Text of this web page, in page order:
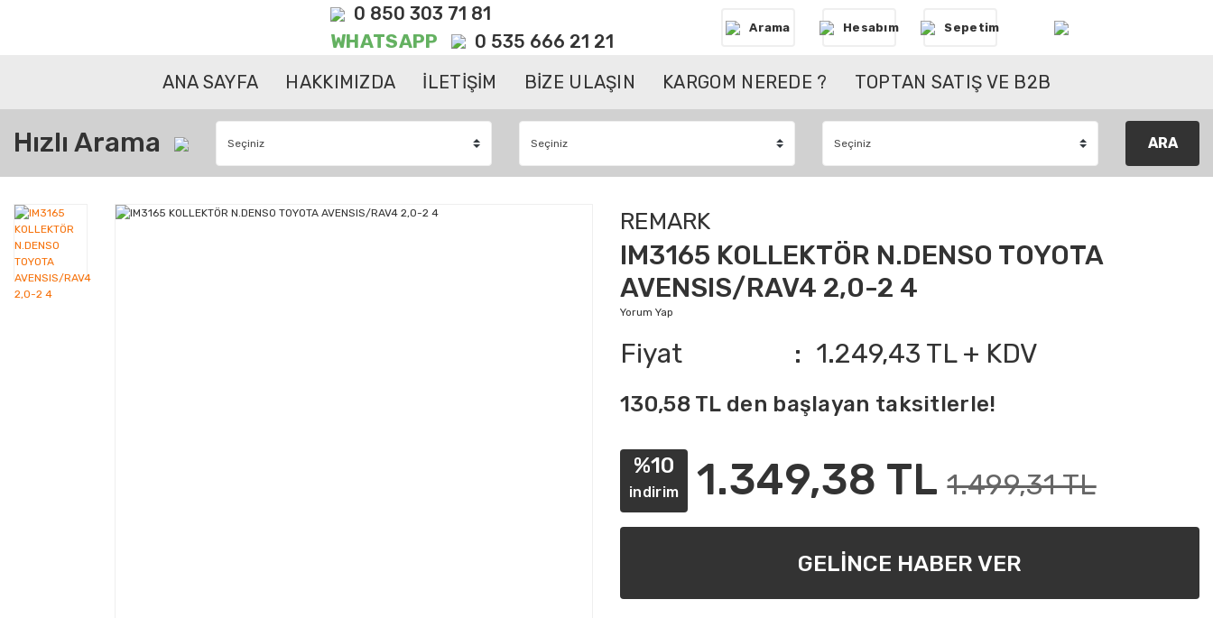
0 850 303 71 81
WHATSAPP 0 535 666 21 21
Arama Hesabım Sepetim
ANA SAYFA HAKKIMIZDA İLETİŞİM BİZE ULAŞIN KARGOM NEREDE ? TOPTAN SATIŞ VE B2B
Hızlı Arama ARA
REMARK
IM3165 KOLLEKTÖR N.DENSO TOYOTA
AVENSIS/RAV4 2,0-2 4
Yorum Yap
Fiyat 1.249,43 TL + KDV
130,58 TL den başlayan taksitlerle!
%10
indirim 1.349,38 TL 1.499,31 TL
GELİNCE HABER VER